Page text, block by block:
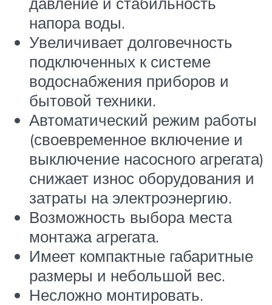
напора воды.
Увеличивает долговечность
подключенных к системе
водоснабжения приборов и
бытовой техники.
Автоматический режим работы
(своевременное включение и
выключение насосного агрегата)
снижает износ оборудования и
затраты на электроэнергию.
Возможность выбора места
монтажа агрегата.
Имеет компактные габаритные
размеры и небольшой вес.
Несложно монтировать.